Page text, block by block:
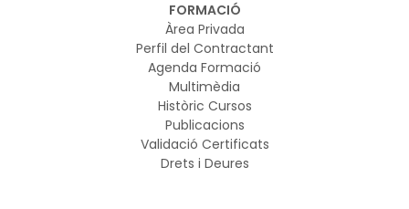
FORMACIÓ
Àrea Privada
Perfil del Contractant
Agenda Formació
Multimèdia
Històric Cursos
Publicacions
Validació Certificats
Drets i Deures